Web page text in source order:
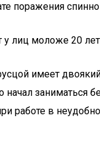
поражения
у лиц моложе 20
имеет
начал
работе в